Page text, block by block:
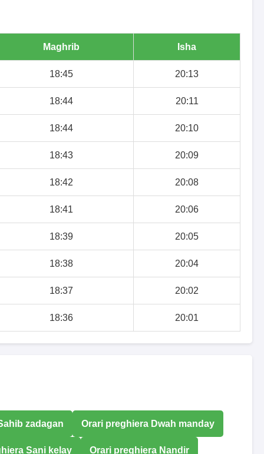
Maghrib Isha
18:45 20:13
18:44 20:11
18:44 20:10
18:43 20:09
18:42 20:08
18:41 20:06
18:39 20:05
18:38 20:04
18:37 20:02
18:36 20:01
zadagan Orari preghiera Dwah manday
Sani kelay Orari preghiera Nandir